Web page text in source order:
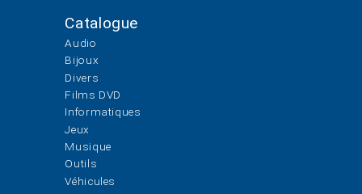
Catalogue
Audio
Bijoux
Divers
Films DVD
Informatiques
Jeux
Musique
Outils
Véhicules